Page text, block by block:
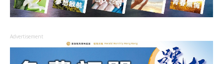
Advertisement